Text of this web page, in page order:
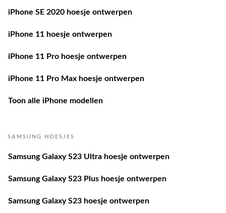
iPhone SE 2020 hoesje ontwerpen
iPhone 11 hoesje ontwerpen
iPhone 11 Pro hoesje ontwerpen
iPhone 11 Pro Max hoesje ontwerpen
Toon alle iPhone modellen
SAMSUNG HOESJES
Samsung Galaxy S23 Ultra hoesje ontwerpen
Samsung Galaxy S23 Plus hoesje ontwerpen
Samsung Galaxy S23 hoesje ontwerpen